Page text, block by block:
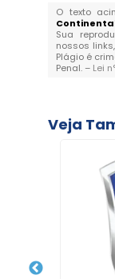
O texto
Sua
nossos
Plágio é
Penal. – Lei
Veja